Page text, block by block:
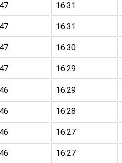
16:31
16:31
16:30
16:29
16:29
16:28
16:27
16:27